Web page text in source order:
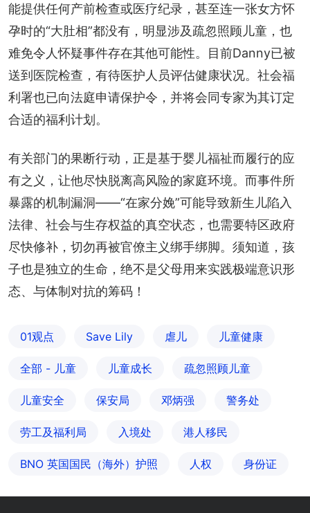
能提供任何产前检查或医疗纪录，甚至连一张女方怀
孕时的“大肚相”都没有，明显涉及疏忽照顾儿童，也
难免令人怀疑事件存在其他可能性。目前Danny已被
送到医院检查，有待医护人员评估健康状况。社会福
利署也已向法庭申请保护令，并将会同专家为其订定
合适的福利计划。
有关部门的果断行动，正是基于婴儿福祉而履行的应
有之义，让他尽快脱离高风险的家庭环境。而事件所
暴露的机制漏洞——“在家分娩”可能导致新生儿陷入
法律、社会与生存权益的真空状态，也需要特区政府
尽快修补，切勿再被官僚主义绑手绑脚。须知道，孩
子也是独立的生命，绝不是父母用来实践极端意识形
态、与体制对抗的筹码！
01观点 Save Lily 虐儿 儿童健康
全部 - 儿童 儿童成长 疏忽照顾儿童
儿童安全 保安局 邓炳强 警务处
劳工及福利局 入境处 港人移民
BNO 英国国民（海外）护照 人权 身份证